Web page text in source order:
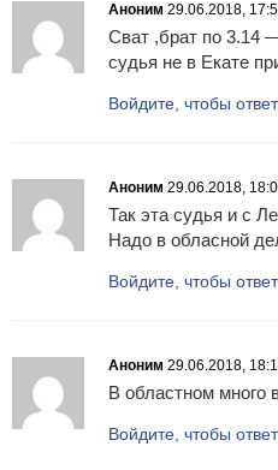
Аноним 29.06.2018,
Сват ,брат по 3.14
судья не в Екате
Войдите, чтобы
Аноним 29.06.2018,
Так эта судья и с
Надо в обласной
Войдите, чтобы
Аноним 29.06.2018,
В областном много
Войдите, чтобы